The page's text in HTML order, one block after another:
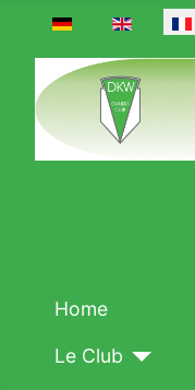
Sélectionnez votre
Home
Le Club